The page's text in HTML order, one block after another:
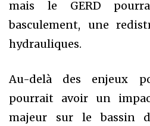
mais le GERD
basculement, une
hydrauliques.
Au-delà des enjeux
pourrait avoir un
majeur sur le bassin